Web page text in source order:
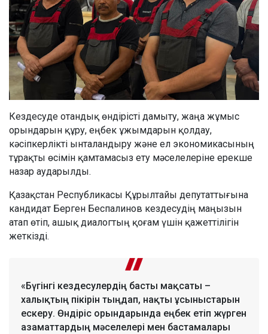
Кездесуде отандық өндірісті дамыту, жаңа жұмыс
орындарын құру, еңбек ұжымдарын қолдау,
кәсіпкерлікті ынталандыру және ел экономикасының
тұрақты өсімін қамтамасыз ету мәселелеріне ерекше
назар аударылды.
Қазақстан Республикасы Құрылтайы депутаттығына
кандидат Берген Беспалинов кездесудің маңызын
атап өтіп, ашық диалогтың қоғам үшін қажеттілігін
жеткізді.
«Бүгінгі кездесулердің басты мақсаты –
халықтың пікірін тыңдап, нақты ұсыныстарын
ескеру. Өндіріс орындарында еңбек етіп жүрген
азаматтардың мәселелері мен бастамалары